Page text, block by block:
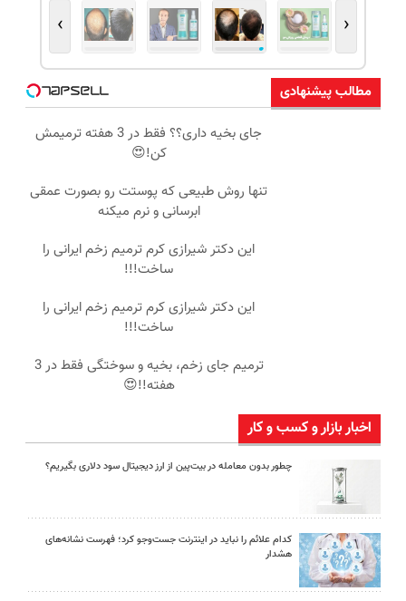
‹
›
مطالب پیشنهادی
جای بخیه داری؟؟ فقط در 3 هفته ترمیمش
کن!😍
تنها روش طبیعی که پوستت رو بصورت عمقی
ابرسانی و نرم میکنه
این دکتر شیرازی کرم ترمیم زخم ایرانی را
ساخت!!!
این دکتر شیرازی کرم ترمیم زخم ایرانی را
ساخت!!!
ترمیم جای زخم، بخیه و سوختگی فقط در 3
هفته!!😍
اخبار بازار و کسب و کار
چطور بدون معامله در بیت‌پین از ارز دیجیتال سود دلاری بگیریم؟
کدام علائم را نباید در اینترنت جست‌وجو کرد؛ فهرست نشانه‌های
هشدار